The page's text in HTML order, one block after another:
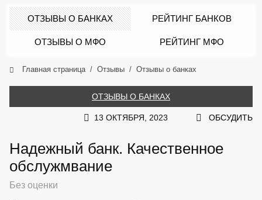
ОТЗЫВЫ О БАНКАХ РЕЙТИНГ БАНКОВ
ОТЗЫВЫ О МФО РЕЙТИНГ МФО
Главная страница Отзывы Отзывы о банках
ОТЗЫВЫ О БАНКАХ
13 ОКТЯБРЯ, 2023 ОБСУДИТЬ
Надежный банк. Качественное
обслужмвание
Без оценки